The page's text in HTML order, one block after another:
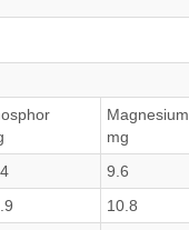
Magnesium
mg
9.6
10.8